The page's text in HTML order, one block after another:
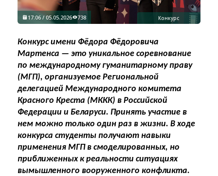
Конкурс
17:06 / 05.05.2026 738
Конкурс имени Фёдора Фёдоровича
Мартенса — это уникальное соревнование
по международному гуманитарному праву
(МГП), организуемое Региональной
делегацией Международного комитета
Красного Креста (МККК) в Российской
Федерации и Беларуси. Принять участие в
нем можно только один раз в жизни. В ходе
конкурса студенты получают навыки
применения МГП в смоделированных, но
приближенных к реальности ситуациях
вымышленного вооруженного конфликта.